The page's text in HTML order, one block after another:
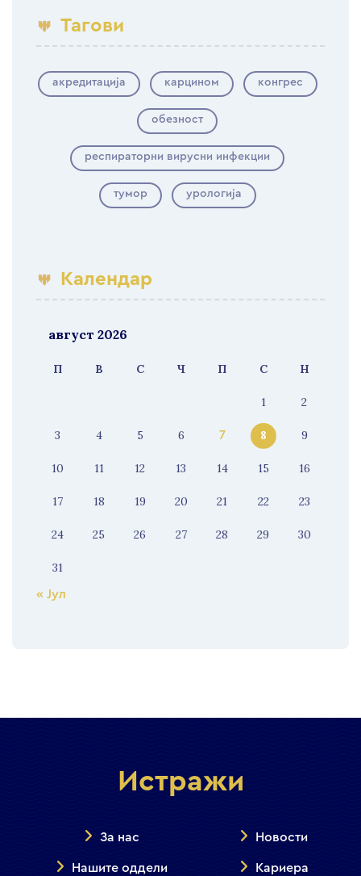
Тагови
акредитација карцином конгрес
обезност
респираторни вирусни инфекции
тумор урологија
Календар
август 2026
П В С Ч П С Н
1 2
3 4 5 6 7 8 9
10 11 12 13 14 15 16
17 18 19 20 21 22 23
24 25 26 27 28 29 30
31
« Јул
Истражи
За нас
Нашите оддели
Новости
Кариера